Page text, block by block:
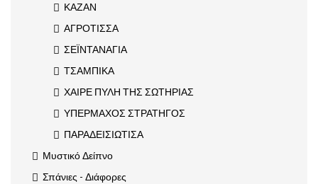
ΚΑΖΑΝ
ΑΓΡΟΤΙΣΣΑ
ΣΕΪΝΤΑΝΑΓΙΑ
ΤΣΑΜΠΙΚΑ
ΧΑΙΡΕ ΠΥΛΗ ΤΗΣ ΣΩΤΗΡΙΑΣ
ΥΠΕΡΜΑΧΟΣ ΣΤΡΑΤΗΓΟΣ
ΠΑΡΑΔΕΙΣΙΩΤΙΣΑ
Μυστικό Δείπνο
Σπάνιες - Διάφορες